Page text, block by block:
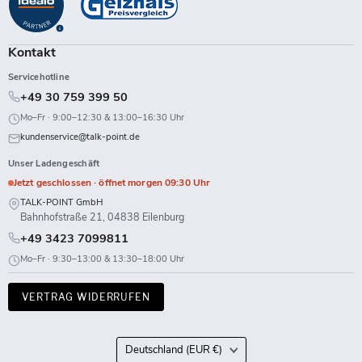
FacebookInstagramLinkedInTikTokTwitch
Kontakt
Servicehotline
+49 30 759 399 50
Mo–Fr · 9:00–12:30 & 13:00–16:30 Uhr
kundenservice@talk-point.de
Unser Ladengeschäft
Jetzt geschlossen · öffnet morgen 09:30 Uhr
TALK-POINT GmbH
Bahnhofstraße 21, 04838 Eilenburg
+49 3423 7099811
Mo–Fr · 9:30–13:00 & 13:30–18:00 Uhr
VERTRAG WIDERRUFEN
Land
Deutschland (EUR €)